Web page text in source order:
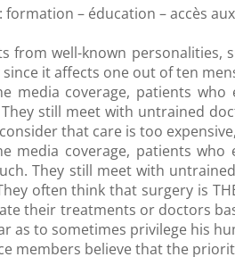
formation – éducation – accès
from well-known personalities,
it affects one out of ten
media coverage, patients
They still meet with untrained
that care is too
media coverage, patients
They still meet with
often think that surgery is
their treatments or doctors
as to sometimes privilege his
members believe that the